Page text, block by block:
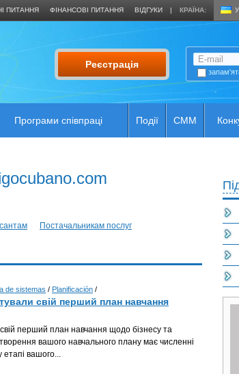
ПИТАННЯ ФІНАНСОВІ ПИТАННЯ ВІДГУКИ | КРАЇНА:
Реєстрація
Програми співпраці Події CMM
Постачальникам послуг
de sistemas / Planificación /
свій перший план навчання
перший план навчання щодо бізнесу та
вашого навчального плану має численні
етапі вашого...